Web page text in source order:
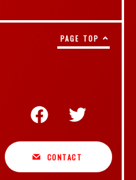
PAGE TOP
CONTACT